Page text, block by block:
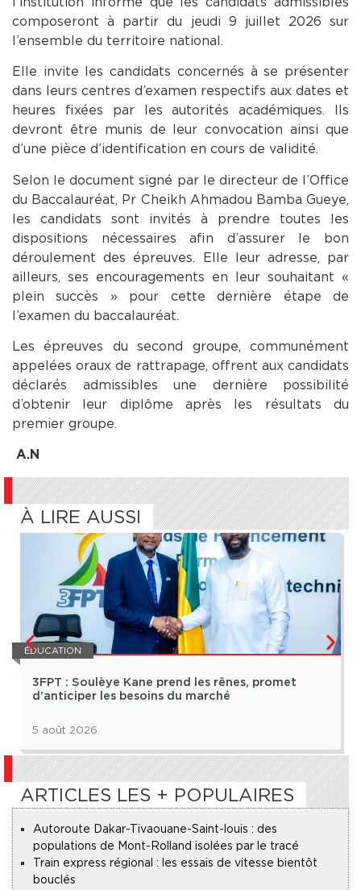
composeront à partir du jeudi 9 juillet 2026 sur
l’ensemble du territoire national.
Elle invite les candidats concernés à se présenter
dans leurs centres d’examen respectifs aux dates et
heures fixées par les autorités académiques. Ils
devront être munis de leur convocation ainsi que
d’une pièce d’identification en cours de validité.
Selon le document signé par le directeur de l’Office
du Baccalauréat, Pr Cheikh Ahmadou Bamba Gueye,
les candidats sont invités à prendre toutes les
dispositions nécessaires afin d’assurer le bon
déroulement des épreuves. Elle leur adresse, par
ailleurs, ses encouragements en leur souhaitant «
plein succès » pour cette dernière étape de
l’examen du baccalauréat.
Les épreuves du second groupe, communément
appelées oraux de rattrapage, offrent aux candidats
déclarés admissibles une dernière possibilité
d’obtenir leur diplôme après les résultats du
premier groupe.
A.N
À LIRE AUSSI
ÉDUCATION
3FPT : Soulèye Kane prend les rênes, promet
d’anticiper les besoins du marché
5 août 2026
ARTICLES LES + POPULAIRES
Autoroute Dakar-Tivaouane-Saint-louis : des
populations de Mont-Rolland isolées par le tracé
Train express régional : les essais de vitesse bientôt
bouclés